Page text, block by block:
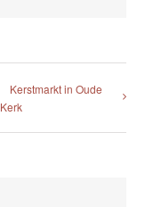
Kerstmarkt in Oude
Kerk